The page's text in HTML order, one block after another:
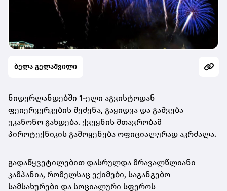
ბელა გელაშვილი
ნიდერლანდებში 1-ელი აგვისტოდან
ფეიერვერკების შეძენა, გაყიდვა და გაშვება
უკანონო გახდება. ქვეყნის მთავრობამ
პიროტექნიკის გამოყენება ოფიციალურად აკრძალა.
გადაწყვეტილებით დასრულდა მრავალწლიანი
კამპანია, რომელსაც ექიმები, საგანგებო
სამსახურები და სოციალური სფეროს